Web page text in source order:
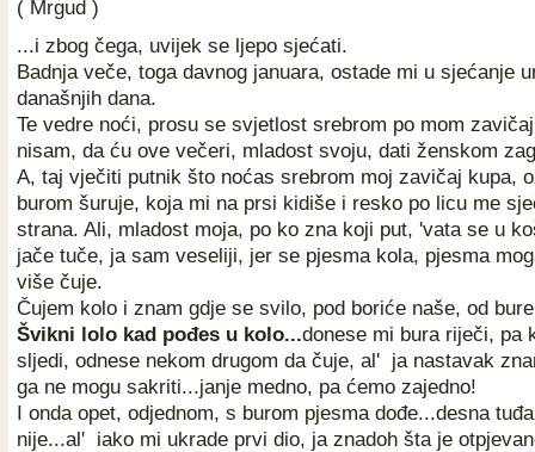
( Mrgud )
...i zbog čega, uvijek se ljepo sjećati.
Badnja veče, toga davnog januara, ostade mi u sjećanje
današnjih dana.
Te vedre noći, prosu se svjetlost srebrom po mom
nisam, da ću ove večeri, mladost svoju, dati ženskom
A, taj vječiti putnik što noćas srebrom moj zavičaj kupa,
burom šuruje, koja mi na prsi kidiše i resko po licu me
strana. Ali, mladost moja, po ko zna koji put, 'vata se u
jače tuče, ja sam veseliji, jer se pjesma kola, pjesma
više čuje.
Čujem kolo i znam gdje se svilo, pod boriće naše, od
Švikni lolo kad pođes u kolo...donese mi bura riječi, pa
sljedi, odnese nekom drugom da čuje, al' ja nastavak
ga ne mogu sakriti...janje medno, pa ćemo zajedno!
I onda opet, odjednom, s burom pjesma dođe...desna
nije...al' iako mi ukrade prvi dio, ja znadoh šta je